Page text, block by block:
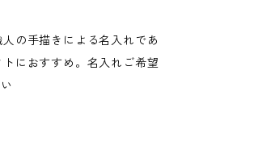
の手描きによる名入れであ
におすすめ。名入れご希望